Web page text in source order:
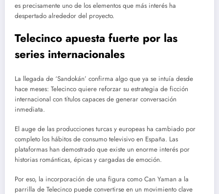
es precisamente uno de los elementos que más interés ha
despertado alrededor del proyecto.
Telecinco apuesta fuerte por las
series internacionales
La llegada de ‘Sandokán’ confirma algo que ya se intuía desde
hace meses: Telecinco quiere reforzar su estrategia de ficción
internacional con títulos capaces de generar conversación
inmediata.
El auge de las producciones turcas y europeas ha cambiado por
completo los hábitos de consumo televisivo en España. Las
plataformas han demostrado que existe un enorme interés por
historias románticas, épicas y cargadas de emoción.
Por eso, la incorporación de una figura como Can Yaman a la
parrilla de Telecinco puede convertirse en un movimiento clave